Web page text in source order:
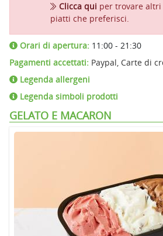
Clicca qui per trovare
piatti che preferisci.
Orari di apertura: 11:00 - 21:30
Pagamenti accettati: Paypal, Carte di
Legenda allergeni
Legenda simboli prodotti
GELATO E MACARON